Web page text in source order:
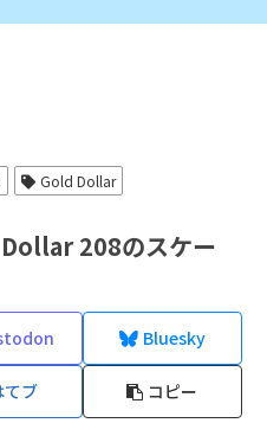
Gold Dollar
208のスケー
Bluesky
てブ コピー